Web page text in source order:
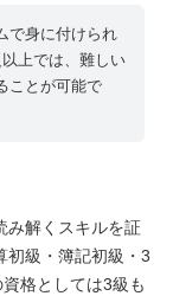
で身に付けられ
上では、難しい
ことが可能で
み解くスキルを証
初級・簿記初級・3
格としては3級も